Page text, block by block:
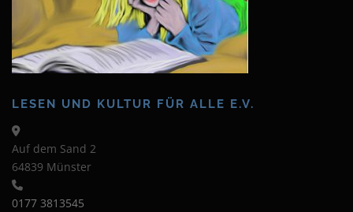
LESEN UND KULTUR FÜR ALLE E.V.
Auf dem Sand 2
64839 Münster
0177 3813545